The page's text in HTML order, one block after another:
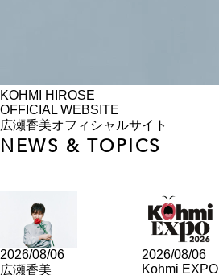
KOHMI HIROSE
OFFICIAL WEBSITE
広瀬香美オフィシャルサイト
NEWS & TOPICS
2026/08/06
広瀬香美
2026/08/06
Kohmi EXPO